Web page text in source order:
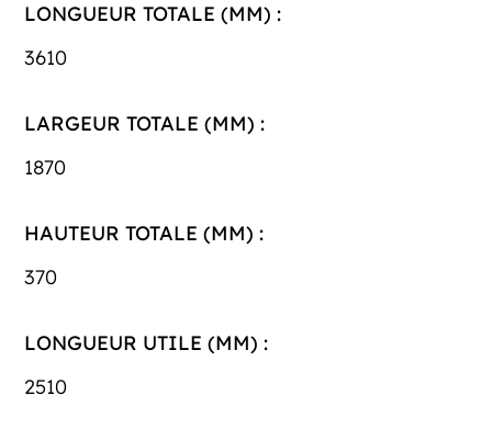
LONGUEUR TOTALE (MM) :
3610
LARGEUR TOTALE (MM) :
1870
HAUTEUR TOTALE (MM) :
370
LONGUEUR UTILE (MM) :
2510